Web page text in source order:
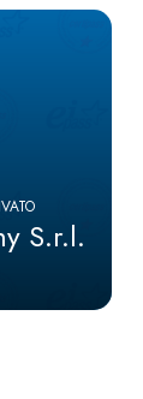
S.r.l.